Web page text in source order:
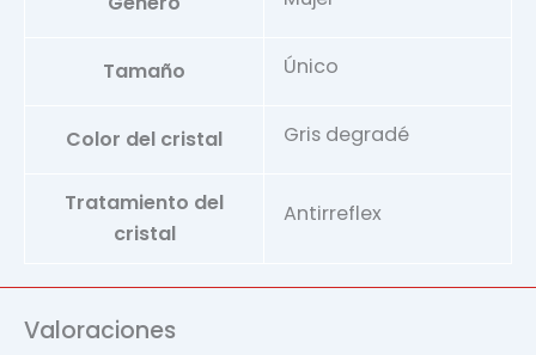
Tamaño Único
Color del cristal Gris degradé
Tratamiento del
cristal
Antirreflex
Valoraciones